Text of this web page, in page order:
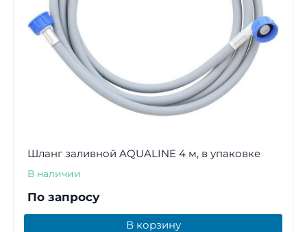
Шланг заливной AQUALINE 4 м, в упаковке
В наличии
По запросу
В корзину